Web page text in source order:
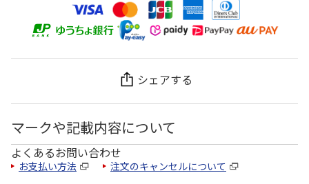
シェアする
マークや記載内容について
よくあるお問い合わせ
お支払い方法 注文のキャンセルについて